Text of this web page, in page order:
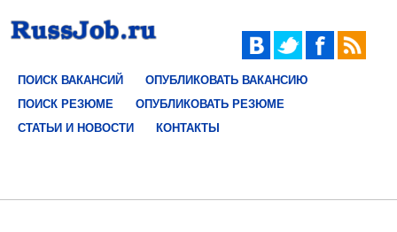
ПОИСК ВАКАНСИЙ
ОПУБЛИКОВАТЬ ВАКАНСИЮ
ПОИСК РЕЗЮМЕ
ОПУБЛИКОВАТЬ РЕЗЮМЕ
СТАТЬИ И НОВОСТИ
КОНТАКТЫ